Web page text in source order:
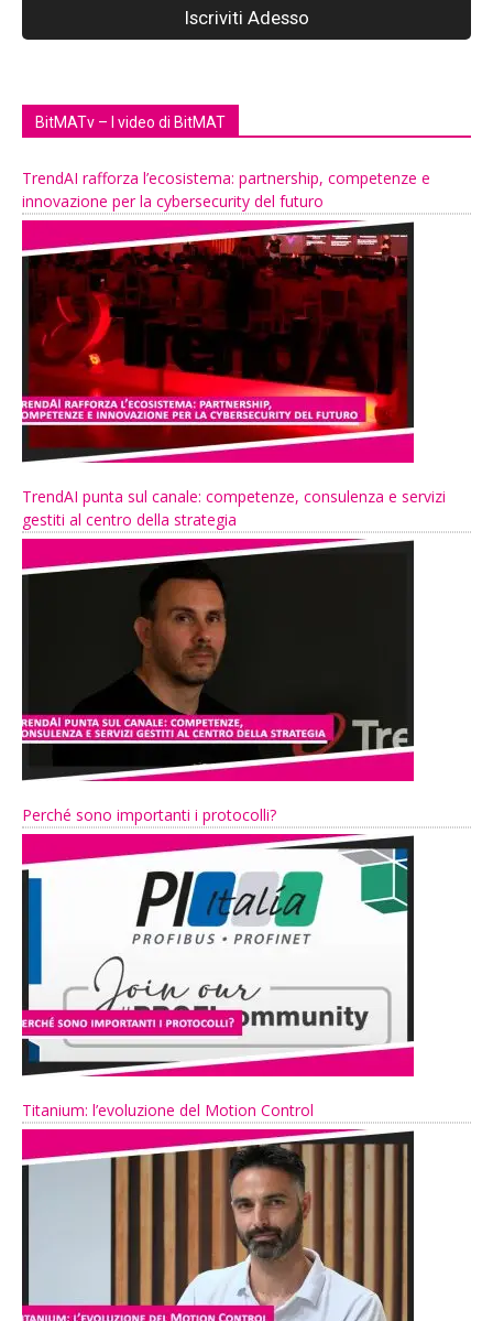
BitMATv – I video di BitMAT
TrendAI rafforza l’ecosistema: partnership, competenze e
innovazione per la cybersecurity del futuro
TrendAI punta sul canale: competenze, consulenza e servizi
gestiti al centro della strategia
Perché sono importanti i protocolli?
Titanium: l’evoluzione del Motion Control